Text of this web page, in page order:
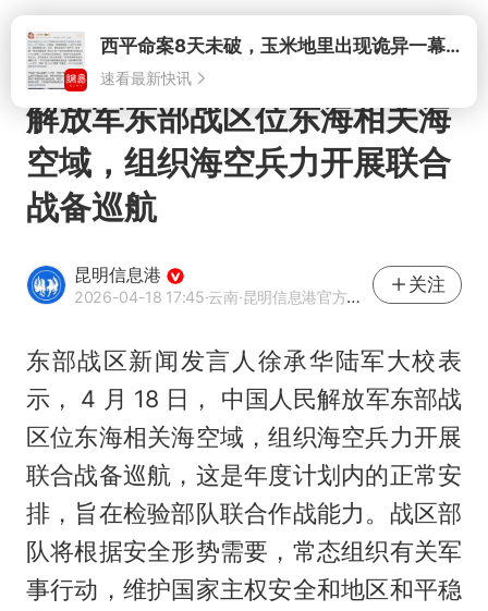
打开
解放军东部战区位东海相关海
空域，组织海空兵力开展联合
战备巡航
昆明信息港
2026-04-18 17:45·云南·昆明信息港官方网易号
关注
东部战区新闻发言人徐承华陆军大校表
示， 4 月 18 日， 中国人民解放军东部战
区位东海相关海空域，组织海空兵力开展
联合战备巡航，这是年度计划内的正常安
排，旨在检验部队联合作战能力。战区部
队将根据安全形势需要，常态组织有关军
事行动，维护国家主权安全和地区和平稳